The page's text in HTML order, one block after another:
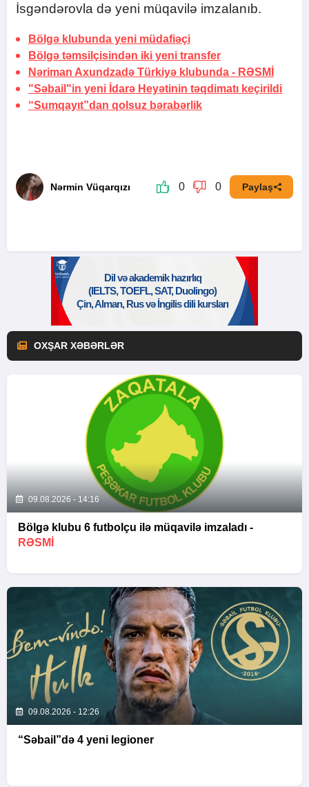
İsgəndərovla də yeni müqavilə imzalanıb.
Bölgə klubunda yeni müdafiəçi
Bölgə təmsilçisindən iki yeni transfer
Nəriman Axundzadə Türkiyə klubunda - RƏSMİ
"Səbail"in yeni İdarə Heyətinin təqdimatı keçirildi
“Sumqayıt”dan qolsuz bərabərlik
Nərmin Vüqarqızı 0 0 Paylaş
OXŞAR XƏBƏRLƏR
09.08.2026 - 14:16
Bölgə klubu 6 futbolçu ilə müqavilə imzaladı -
RƏSMİ
09.08.2026 - 12:26
“Səbail”də 4 yeni legioner